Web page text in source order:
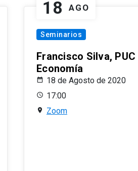
18 AGO
Seminarios
Francisco Silva, PUC
Economía
18 de Agosto de 2020
17:00
Zoom